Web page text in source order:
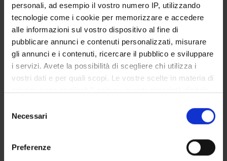
personali, ad esempio il vostro numero IP, utilizzando
tecnologie come i cookie per memorizzare e accedere
alle informazioni sul vostro dispositivo al fine di
pubblicare annunci e contenuti personalizzati, misurare
gli annunci e i contenuti, ricercare il pubblico e sviluppare
i servizi. Avete la possibilità di scegliere chi utilizza i
vostri dati e per quali scopi. Le vostre scelte in materia di
modificare o revocare il proprio consenso in qualsiasi
momento dalla Dichiarazione sui cookie o facendo clic
delNecessari
Preferenze
Federica Moschetta
Technical-administrative staff
Giovanna Gloria Spiazzi
Flavia Tosi
Monica Zardini
Endocrinology and Metabolism Diseases Section